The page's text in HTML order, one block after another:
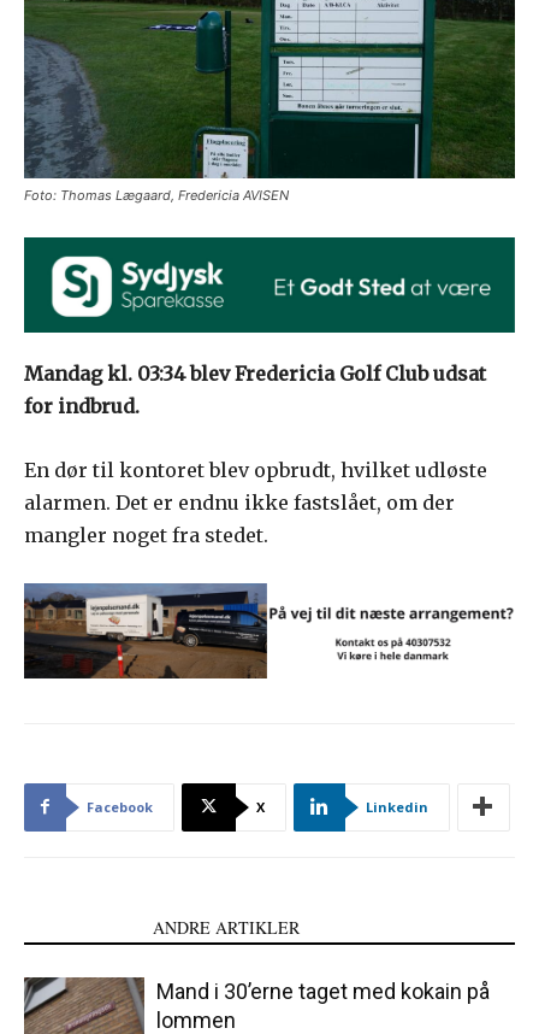
Foto: Thomas Lægaard, Fredericia AVISEN
Mandag kl. 03:34 blev Fredericia Golf Club udsat
for indbrud.
En dør til kontoret blev opbrudt, hvilket udløste
alarmen. Det er endnu ikke fastslået, om der
mangler noget fra stedet.
Facebook X Linkedin
ANDRE ARTIKLER
Mand i 30’erne taget med kokain på
lommen